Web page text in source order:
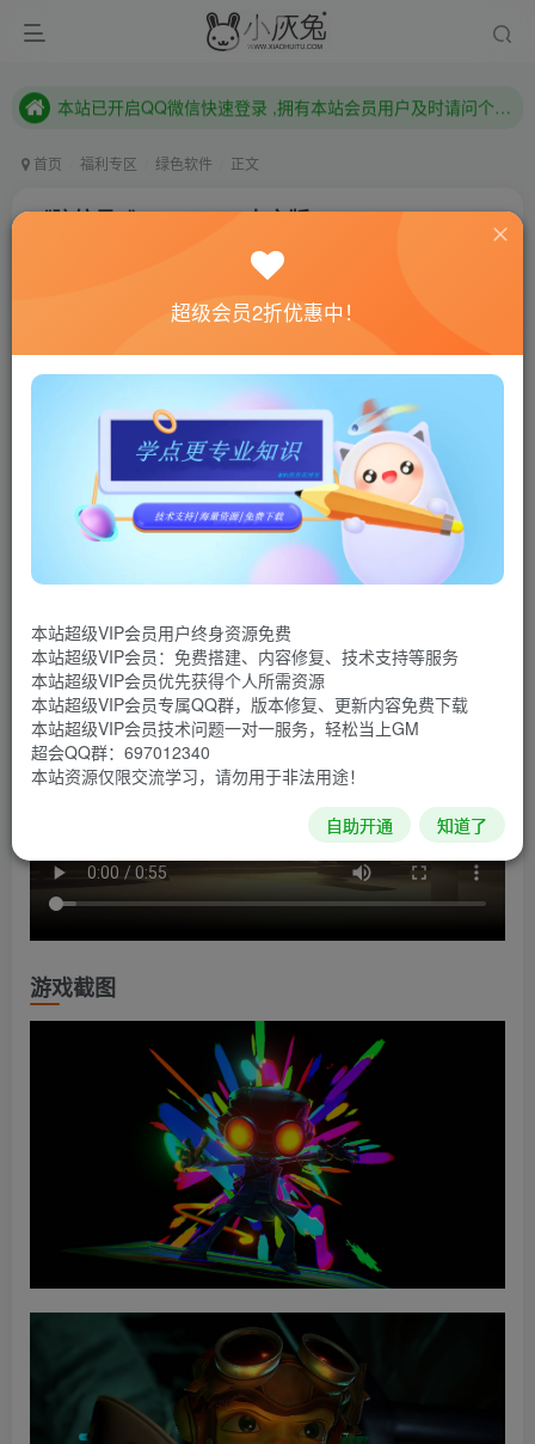
本站已开启QQ微信快速登录 ,拥有本站会员用户及时请问个人中心绑定！
本站已开启QQ微信快速登录 ,拥有本站会员用户及时请问个人中心绑定！
首页 福利专区 绿色软件 正文
《脑航员2》v1101213中文版
联网教程： 内附教程
单机教程： 内附教程
不懂的话联系客服！！！
《脑航员2》是一款平台游戏，在这段充满离奇任务和诡
秘阴谋的冒险中，玩家将能欣赏到电影风格的画面并体验众
多可定制的超能力。
游戏视频
游戏截图
超级会员2折优惠中！
本站超级VIP会员用户终身资源免费
本站超级VIP会员：免费搭建、内容修复、技术支持等服务
本站超级VIP会员优先获得个人所需资源
本站超级VIP会员专属QQ群，版本修复、更新内容免费下载
本站超级VIP会员技术问题一对一服务，轻松当上GM
超会QQ群：697012340
本站资源仅限交流学习，请勿用于非法用途！
自助开通 知道了